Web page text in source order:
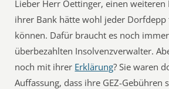
Lieber Herr Oettinger, einen
ihrer Bank hätte wohl jeder Dorfdepp
können. Dafür braucht es noch
überbezahlten Insolvenzverwalter.
noch mit ihrer Erklärung? Sie waren
Auffassung, dass ihre GEZ-Gebühren